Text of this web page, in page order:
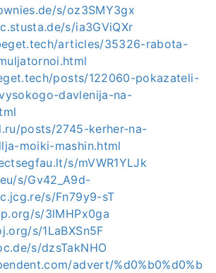
s/oz3SMY3gx
s/ia3GViQXr
articles/35326-rabota-
posts/122060-pokazateli-
davlenija-na-
posts/2745-kerher-na-
moiki-mashin.html
s/mVWR1YLJk
s/Gv42_A9d-
s/Fn79y9-sT
s/3lMHPx0ga
s/1LaBXSn5F
s/dzsTakNHO
advert/%d0%b0%d0%b